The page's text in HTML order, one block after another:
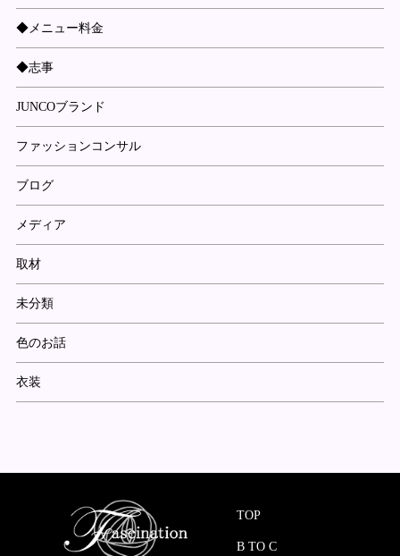
◆メニュー料金
◆志事
JUNCOブランド
ファッションコンサル
ブログ
メディア
取材
未分類
色のお話
衣装
TOP
B TO C